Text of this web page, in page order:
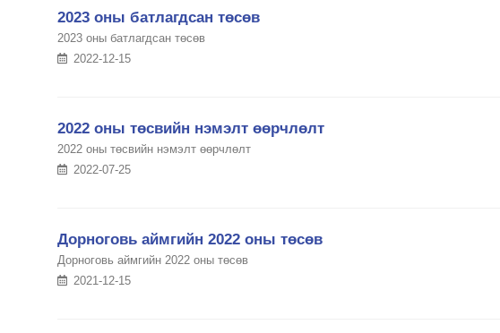
2023 оны батлагдсан төсөв
2023 оны батлагдсан төсөв
2022-12-15
2022 оны төсвийн нэмэлт өөрчлөлт
2022 оны төсвийн нэмэлт өөрчлөлт
2022-07-25
Дорноговь аймгийн 2022 оны төсөв
Дорноговь аймгийн 2022 оны төсөв
2021-12-15